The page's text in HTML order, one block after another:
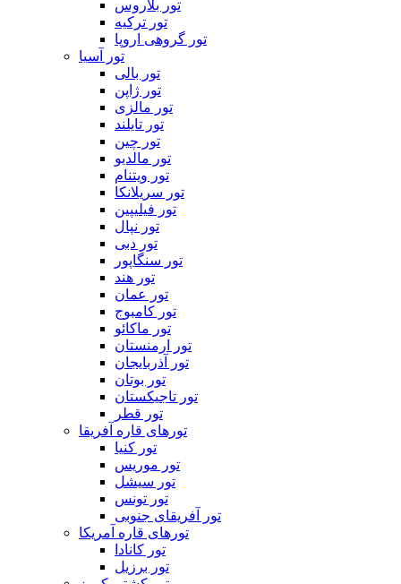
تور بلاروس
تور ترکیه
تور گروهی اروپا
تور آسیا
تور بالی
تور ژاپن
تور مالزی
تور تایلند
تور چین
تور مالدیو
تور ویتنام
تور سریلانکا
تور فیلیپین
تور نپال
تور دبی
تور سنگاپور
تور هند
تور عمان
تور کامبوج
تور ماکائو
تور ارمنستان
تور آذربایجان
تور بوتان
تور تاجیکستان
تور قطر
تورهای قاره آفریقا
تور کنیا
تور موریس
تور سیشل
تور تونس
تور آفریقای جنوبی
تورهای قاره آمریکا
تور کانادا
تور برزیل